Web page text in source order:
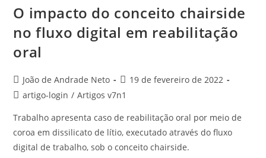
O impacto do conceito chairside
no fluxo digital em reabilitação
oral
João de Andrade Neto
19 de fevereiro de 2022
artigo-login / Artigos v7n1
Trabalho apresenta caso de reabilitação oral por meio de
coroa em dissilicato de lítio, executado através do fluxo
digital de trabalho, sob o conceito chairside.